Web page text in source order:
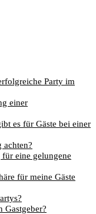
Party im
einer
es für Gäste bei einer
achten?
eine gelungene
für meine Gäste
Gastgeber?